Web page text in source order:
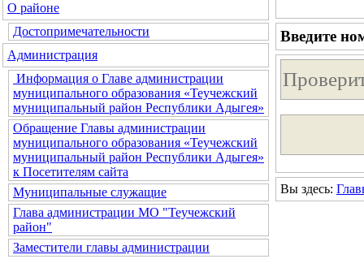
О районе
Достопримечательности
Администрация
Информация о Главе администрации
муниципального образования «Теучежский
муниципальный район Республики Адыгея»
Обращение Главы администрации
муниципального образования «Теучежский
муниципальный район Республики Адыгея»
к Посетителям сайта
Муниципальные служащие
Глава администрации МО "Теучежский
район"
Заместители главы администрации
Введите
Вы здесь: